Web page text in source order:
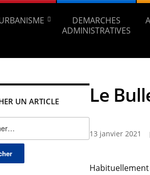
DEMARCHES
ADMINISTRATIVES
UN ARTICLE Le
13 janvier 2021
Habituellement